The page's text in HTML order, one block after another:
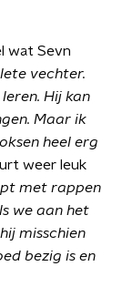
wat Sevn
vechter.
Hij kan
Maar ik
heel erg
weer leuk
met rappen
we aan het
misschien
bezig is en